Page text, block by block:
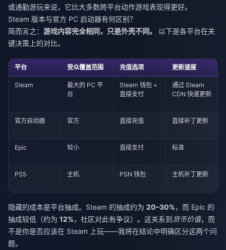
或通勤游玩来说，它比大多数跨平台动作游戏表现得更好。
Steam 版本与官方 PC 启动器有何区别？
简而言之： 游戏内容完全相同，只是外壳不同。
以下是各平台在关
键决策上的对比。
平台 受众覆盖范围 充值选项 更新速度
Steam
最大的 PC 平
台
Steam 钱包 +
直接支付
通过 Steam
CDN 快速更新
官方启动器 官方 直接充值 直接补丁更新
Epic 较小 直接支付 标准
PS5 主机 PSN 钱包 主机补丁更新
隐藏的成本是平台抽成。Steam 的抽成约为 20–30%，而 Epic 的
抽成较低（约为 12%，社区对此有争议）。这关系到 货币价值，而
不是你是否应该在 Steam 上玩——我将在结论中明确区分这两个问
题。